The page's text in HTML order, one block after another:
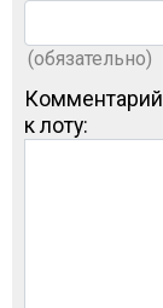
(обязательно)
Комментарий
к лоту: